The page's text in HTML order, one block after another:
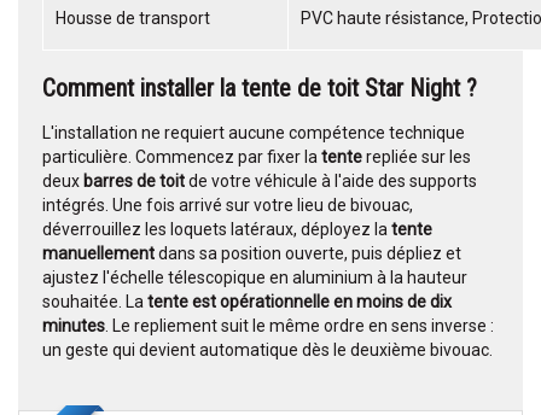
Housse de transport PVC haute résistance,
Comment installer la tente de toit Star Night ?
L'installation ne requiert aucune compétence technique
particulière. Commencez par fixer la tenterepliée sur les
deux barres de toitde votre véhicule à l'aide des supports
intégrés. Une fois arrivé sur votre lieu de bivouac,
déverrouillez les loquets latéraux, déployez la tente
manuellementdans sa position ouverte, puis dépliez et
ajustez l'échelle télescopique en aluminium à la hauteur
souhaitée. La tente est opérationnelle en moins de dix
minutes . Le repliement suit le même ordre en sens inverse :
un geste qui devient automatique dès le deuxième bivouac.